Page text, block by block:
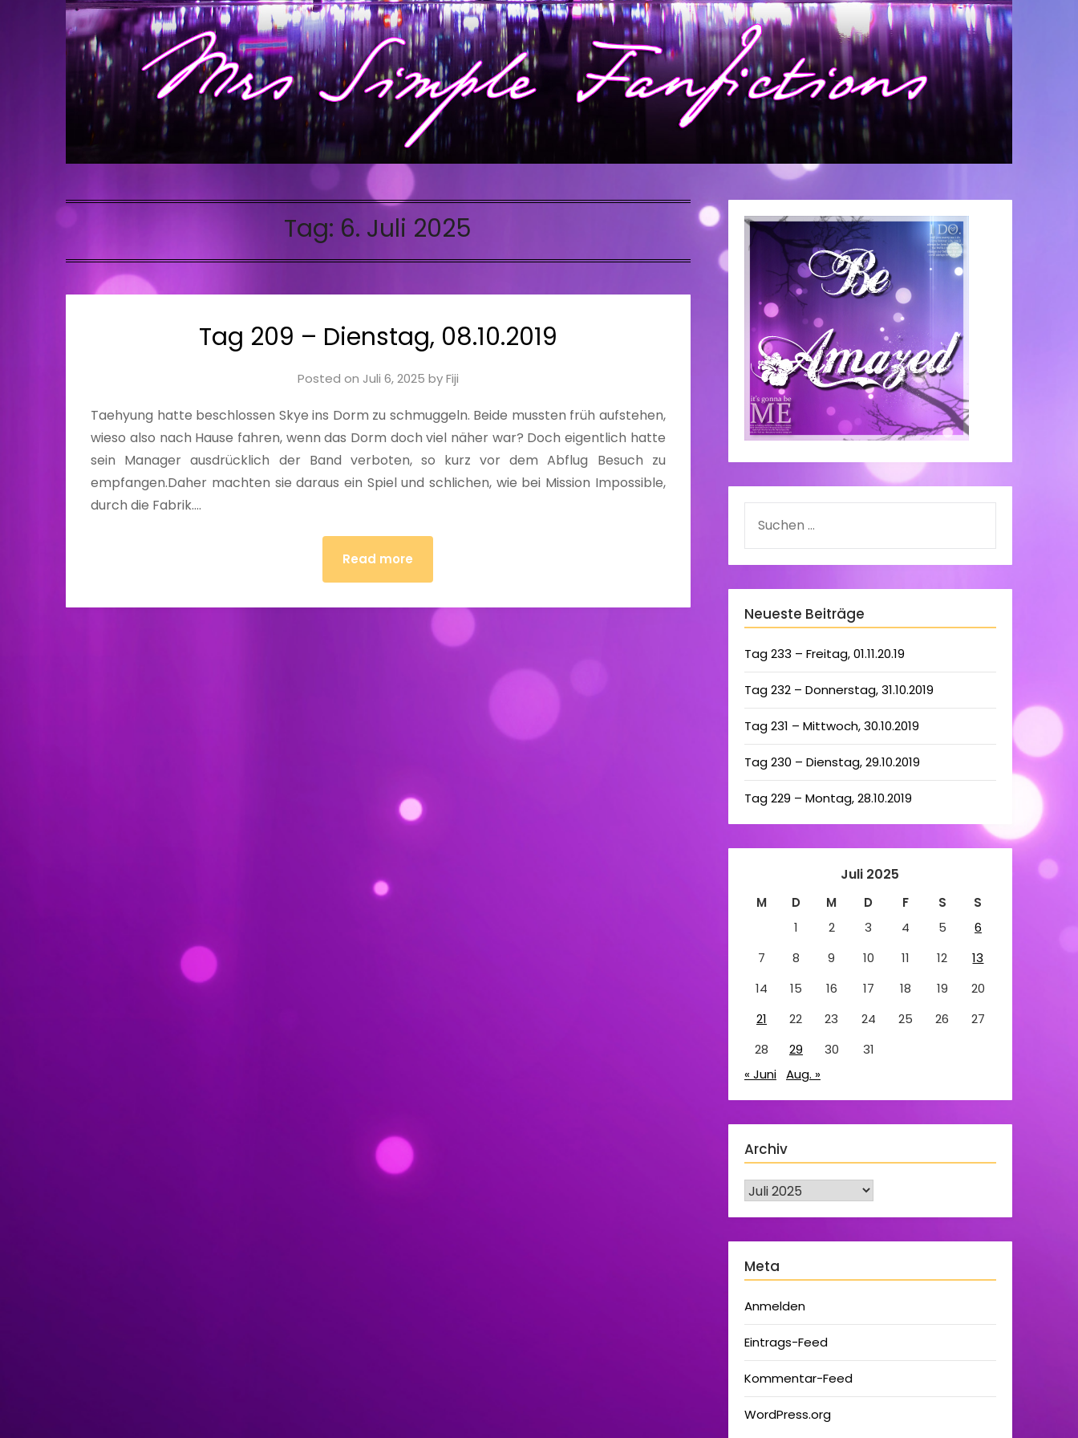
Tag: 6. Juli 2025
Tag 209 – Dienstag, 08.10.2019
Posted on Juli 6, 2025 byFiji
Taehyung hatte beschlossen Skye ins Dorm zu schmuggeln. Beide mussten früh aufstehen,
wieso also nach Hause fahren, wenn das Dorm doch viel näher war? Doch eigentlich hatte
sein Manager ausdrücklich der Band verboten, so kurz vor dem Abflug Besuch zu
empfangen.Daher machten sie daraus ein Spiel und schlichen, wie bei Mission Impossible,
durch die Fabrik….
Read more
Neueste Beiträge
Tag 233 – Freitag, 01.11.20.19
Tag 232 – Donnerstag, 31.10.2019
Tag 231 – Mittwoch, 30.10.2019
Tag 230 – Dienstag, 29.10.2019
Tag 229 – Montag, 28.10.2019
Juli 2025
M D M D F S
S
1
2 3 4 5
6
7
8 9 10 11 12
13
14
15 16 17 18 19
20
21
22 23 24 25 26
27
28
29 30
31
« Juni Aug. »
Archiv
Meta
Anmelden
Eintrags-Feed
Kommentar-Feed
WordPress.org